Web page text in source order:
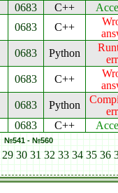
0683 C++
0683 C++
0683 Python
0683 C++
0683 Python
0683 C++
№541 - №560
29 30 31 32 33 34 35 36